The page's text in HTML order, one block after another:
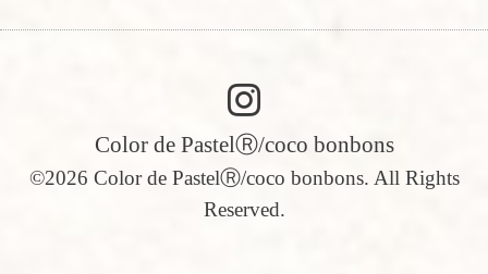
Color de PastelⓇ/coco bonbons
©2026 Color de PastelⓇ/coco bonbons. All Rights
Reserved.